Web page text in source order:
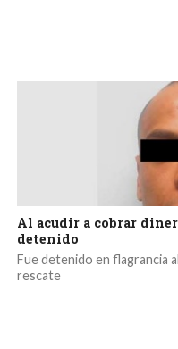
Al acudir a cobrar
detenido
Fue detenido en flagrancia
rescate